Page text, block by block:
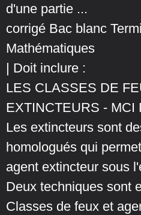
d'une partie ...
corrigé Bac blanc
Mathématiques
| Doit inclure :
LES CLASSES DE
EXTINCTEURS - MCI
Les extincteurs sont
homologués qui
agent extincteur sous
Deux techniques sont
Classes de feux et